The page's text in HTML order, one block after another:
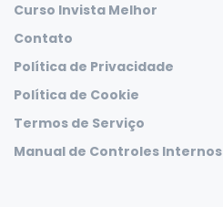
Curso Invista Melhor
Contato
Política de Privacidade
Política de Cookie
Termos de Serviço
Manual de Controles Internos